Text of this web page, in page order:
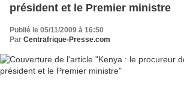
président et le Premier ministre
Publié le 05/11/2009 à 16:50
Par Centrafrique-Presse.com